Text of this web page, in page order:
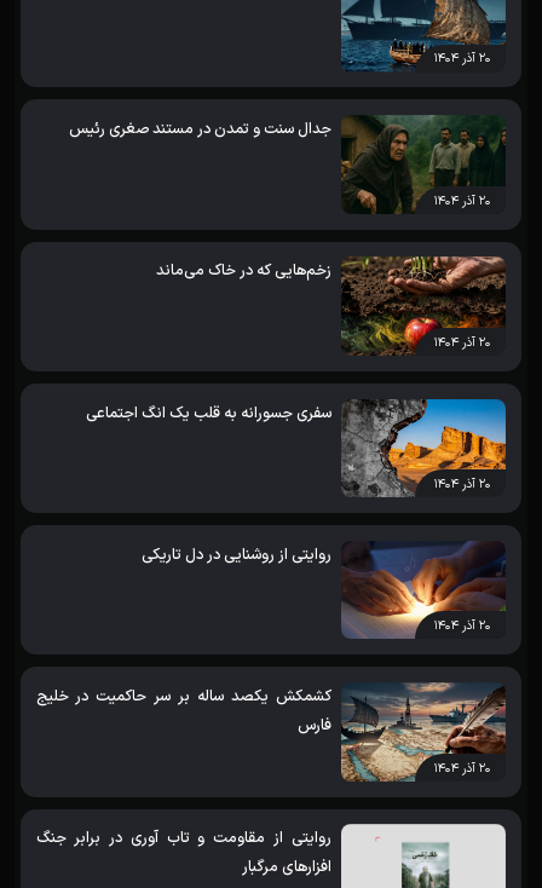
۲۰ آذر ۱۴۰۴
۲۰ آذر ۱۴۰۴
جدال سنت و تمدن در مستند صغری رئیس
۲۰ آذر ۱۴۰۴
زخم‌هایی که در خاک می‌ماند
۲۰ آذر ۱۴۰۴
سفری جسورانه به قلب یک انگ اجتماعی
۲۰ آذر ۱۴۰۴
روایتی از روشنایی در دل تاریکی
۲۰ آذر ۱۴۰۴
کشمکش یکصد ساله بر سر حاکمیت در خلیج
فارس
روایتی از مقاومت و تاب آوری در برابر جنگ
افزارهای مرگبار